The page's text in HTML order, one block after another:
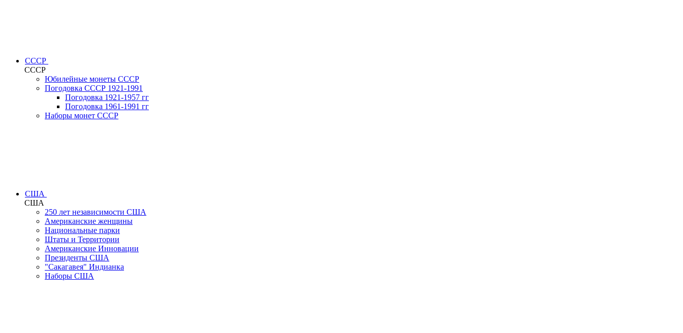
СССР
СССР
Юбилейные монеты СССР
Погодовка СССР 1921-1991
Погодовка 1921-1957 гг
Погодовка 1961-1991 гг
Наборы монет СССР
США
США
250 лет независимости США
Американские женщины
Национальные парки
Штаты и Территории
Американские Инновации
Президенты США
"Сакагавея" Индианка
Наборы США